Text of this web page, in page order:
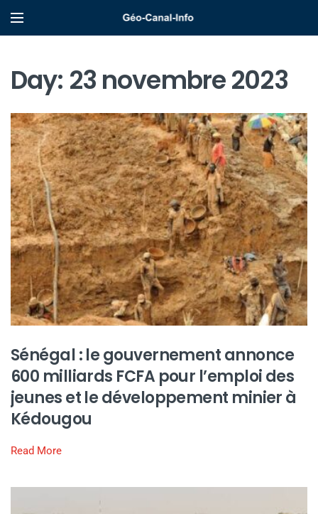
Day: 23 novembre 2023
Sénégal : le gouvernement annonce
600 milliards FCFA pour l’emploi des
jeunes et le développement minier à
Kédougou
Read More